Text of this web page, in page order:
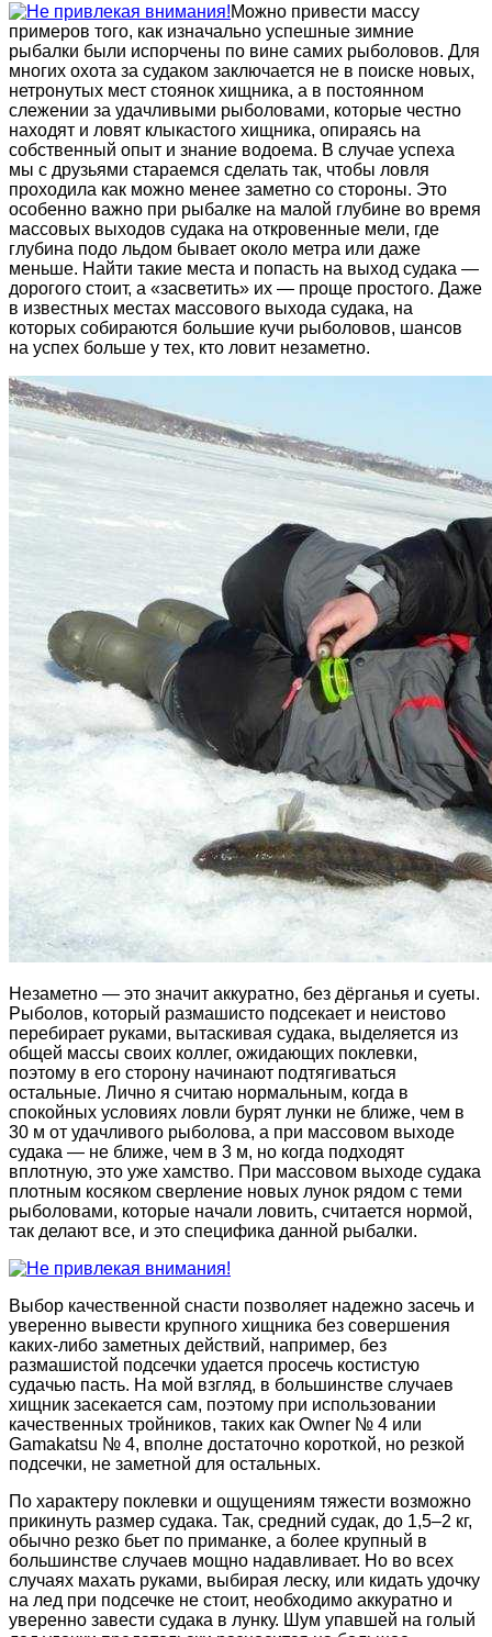
Можно привести массу
примеров того, как изначально успешные зимние
рыбалки были испорчены по вине самих рыболовов. Для
многих охота за судаком заключается не в поиске новых,
нетронутых мест стоянок хищника, а в постоянном
слежении за удачливыми рыболовами, которые честно
находят и ловят клыкастого хищника, опираясь на
собственный опыт и знание водоема. В случае успеха
мы с друзьями стараемся сделать так, чтобы ловля
проходила как можно менее заметно со стороны. Это
особенно важно при рыбалке на малой глубине во время
массовых выходов судака на откровенные мели, где
глубина подо льдом бывает около метра или даже
меньше. Найти такие места и попасть на выход судака —
дорогого стоит, а «засветить» их — проще простого. Даже
в известных местах массового выхода судака, на
которых собираются большие кучи рыболовов, шансов
на успех больше у тех, кто ловит незаметно.
Незаметно — это значит аккуратно, без дёрганья и суеты.
Рыболов, который размашисто подсекает и неистово
перебирает руками, вытаскивая судака, выделяется из
общей массы своих коллег, ожидающих поклевки,
поэтому в его сторону начинают подтягиваться
остальные. Лично я считаю нормальным, когда в
спокойных условиях ловли бурят лунки не ближе, чем в
30 м от удачливого рыболова, а при массовом выходе
судака — не ближе, чем в 3 м, но когда подходят
вплотную, это уже хамство. При массовом выходе судака
плотным косяком сверление новых лунок рядом с теми
рыболовами, которые начали ловить, считается нормой,
так делают все, и это специфика данной рыбалки.
Выбор качественной снасти позволяет надежно засечь и
уверенно вывести крупного хищника без совершения
каких-либо заметных действий, например, без
размашистой подсечки удается просечь костистую
судачью пасть. На мой взгляд, в большинстве случаев
хищник засекается сам, поэтому при использовании
качественных тройников, таких как Owner № 4 или
Gamakatsu № 4, вполне достаточно короткой, но резкой
подсечки, не заметной для остальных.
По характеру поклевки и ощущениям тяжести возможно
прикинуть размер судака. Так, средний судак, до 1,5–2 кг,
обычно резко бьет по приманке, а более крупный в
большинстве случаев мощно надавливает. Но во всех
случаях махать руками, выбирая леску, или кидать удочку
на лед при подсечке не стоит, необходимо аккуратно и
уверенно завести судака в лунку. Шум упавшей на голый